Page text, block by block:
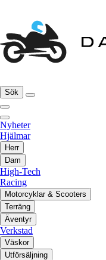
Sök
Nyheter
Hjälmar
Herr
Dam
High-Tech
Racing
Motorcyklar & Scooters
Terräng
Äventyr
Verkstad
Väskor
Utförsäljning